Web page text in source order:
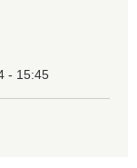
- 15:45